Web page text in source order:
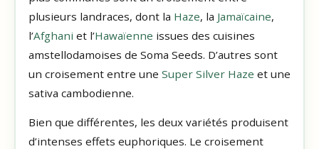
plusieurs landraces, dont la Haze, la Jamaïcaine,
l’Afghani et l’Hawaïenne issues des cuisines
amstellodamoises de Soma Seeds. D’autres sont
un croisement entre une Super Silver Haze et une
sativa cambodienne.
Bien que différentes, les deux variétés produisent
d’intenses effets euphoriques. Le croisement